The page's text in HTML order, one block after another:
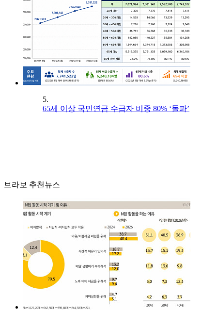
5.
65세 이상 국민연금 수급자 비중 80% ‘돌파’
브라보 추천뉴스